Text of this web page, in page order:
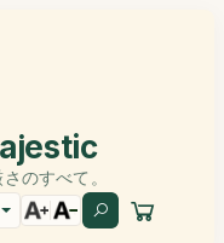
のすべて。